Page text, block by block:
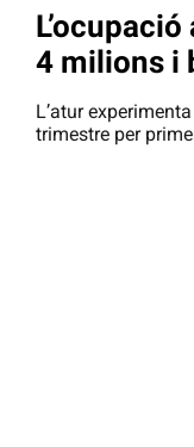
4 milions i
L’atur
trimestre per